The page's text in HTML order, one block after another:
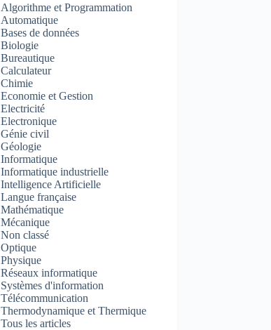
Algorithme et Programmation
Automatique
Bases de données
Biologie
Bureautique
Calculateur
Chimie
Economie et Gestion
Electricité
Electronique
Génie civil
Géologie
Informatique
Informatique industrielle
Intelligence Artificielle
Langue française
Mathématique
Mécanique
Non classé
Optique
Physique
Réseaux informatique
Systèmes d'information
Télécommunication
Thermodynamique et Thermique
Tous les articles